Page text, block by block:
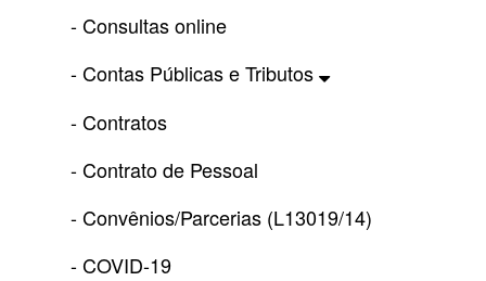
- Consultas online
- Contas Públicas e Tributos
- Contratos
- Contrato de Pessoal
- Convênios/Parcerias (L13019/14)
- COVID-19